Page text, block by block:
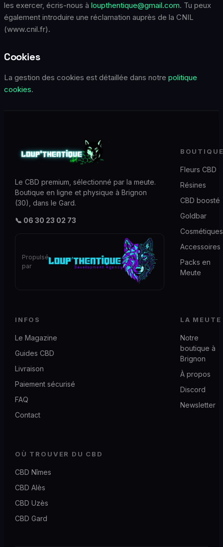
les exercer, écris-nous à loupthentique@gmail.com. Tu peux
également introduire une réclamation auprès de la CNIL
(www.cnil.fr).
Cookies
La gestion des cookies est détaillée dans notre politique
cookies.
Le CBD premium, sélectionné par la meute.
Boutique en ligne et physique à Brignon
(30), dans le Gard.
📞 06 30 23 02 73
Propulsé
par
Fleurs CBD
Résines
CBD boosté
Goldbar
Cosmétiques
Accessoires
Packs en
Meute
INFOS
Le Magazine
Guides CBD
Livraison
Paiement sécurisé
FAQ
Contact
LA MEUTE
Notre
boutique à
Brignon
À propos
Discord
Newsletter
OÙ TROUVER DU CBD
CBD Nîmes
CBD Alès
CBD Uzès
CBD Gard